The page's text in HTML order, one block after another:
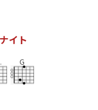
ナイ ト
G